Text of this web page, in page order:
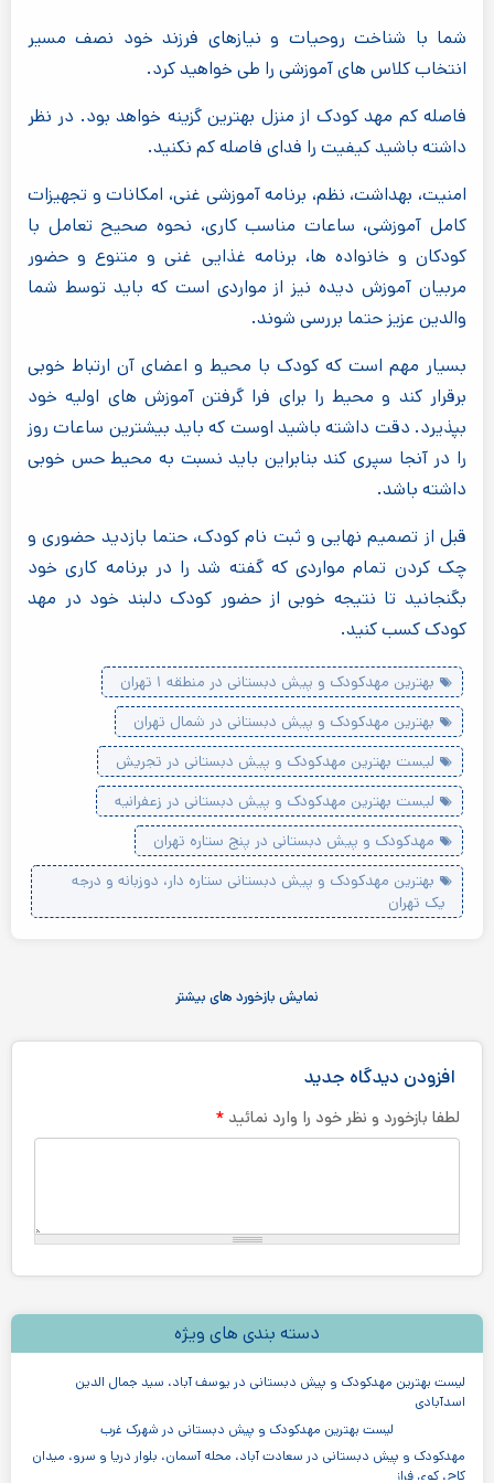
شما با شناخت روحیات و نیازهای فرزند خود نصف مسیر
انتخاب کلاس های آموزشی را طی خواهید کرد.
فاصله کم مهد کودک از منزل بهترین گزینه خواهد بود. در نظر
داشته باشید کیفیت را فدای فاصله کم نکنید.
امنیت، بهداشت، نظم، برنامه آموزشی غنی، امکانات و تجهیزات
کامل آموزشی، ساعات مناسب کاری، نحوه صحیح تعامل با
کودکان و خانواده ها، برنامه غذایی غنی و متنوع و حضور
مربیان آموزش دیده نیز از مواردی است که باید توسط شما
والدین عزیز حتما بررسی شوند.
بسیار مهم است که کودک با محیط و اعضای آن ارتباط خوبی
برقرار کند و محیط را برای فرا گرفتن آموزش های اولیه خود
بپذیرد. دقت داشته باشید اوست که باید بیشترین ساعات روز
را در آنجا سپری کند بنابراین باید نسبت به محیط حس خوبی
داشته باشد.
قبل از تصمیم نهایی و ثبت نام کودک، حتما بازدید حضوری و
چک کردن تمام مواردی که گفته شد را در برنامه کاری خود
بگنجانید تا نتیجه خوبی از حضور کودک دلبند خود در مهد
کودک کسب کنید.
بهترین مهدکودک و پیش دبستانی در منطقه ۱ تهران
بهترین مهدکودک و پیش دبستانی در شمال تهران
لیست بهترین مهدکودک و پیش دبستانی در تجریش
لیست بهترین مهدکودک و پیش دبستانی در زعفرانیه
مهدکودک و پیش دبستانی در پنج ستاره تهران
بهترین مهدکودک و پیش دبستانی ستاره دار، دوزبانه و درجه
یک تهران
نمایش بازخورد های بیشتر
افزودن دیدگاه جدید
لطفا بازخورد و نظر خود را وارد نمائید *
دسته بندی های ویژه
لیست بهترین مهدکودک و پیش دبستانی در یوسف آباد، سید جمال الدین
اسدآبادی
لیست بهترین مهدکودک و پیش دبستانی در شهرک غرب
مهدکودک و پیش دبستانی در سعادت آباد، محله آسمان، بلوار دریا و سرو، میدان
کاج، کوی فراز